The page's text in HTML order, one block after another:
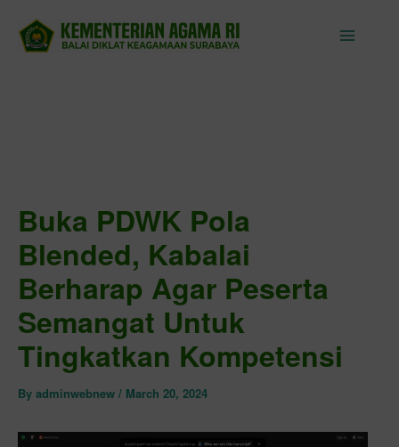
content
Buka PDWK Pola
Blended, Kabalai
Berharap Agar Peserta
Semangat Untuk
Tingkatkan Kompetensi
By adminwebnew / March 20, 2024